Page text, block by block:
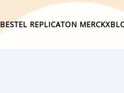
BESTEL REPLICATON MERCKX